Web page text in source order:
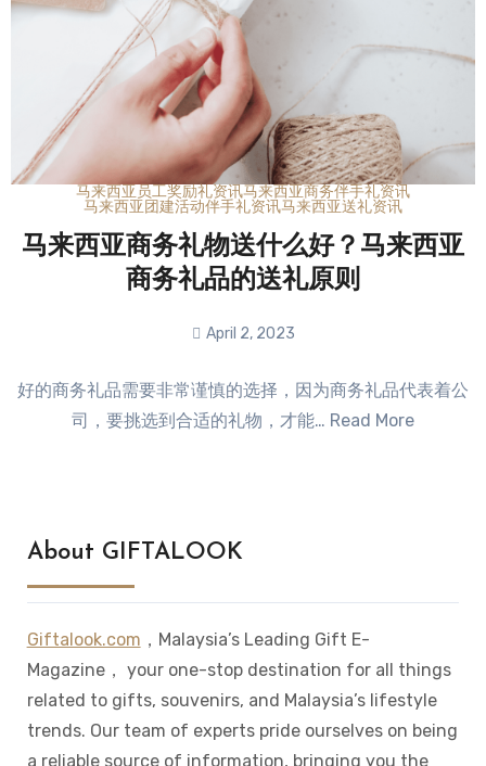
马来西亚员工奖励礼资讯马来西亚商务伴手礼资讯
马来西亚团建活动伴手礼资讯马来西亚送礼资讯
马来西亚商务礼物送什么好？马来西亚
商务礼品的送礼原则
April 2, 2023
Comments
好的商务礼品需要非常谨慎的选择，因为商务礼品代表着公
司，要挑选到合适的礼物，才能… Read More
About GIFTALOOK
Giftalook.com ，Malaysia’s Leading Gift E-
Magazine， your one-stop destination for all things
related to gifts, souvenirs, and Malaysia’s lifestyle
trends. Our team of experts pride ourselves on being
a reliable source of information, bringing you the